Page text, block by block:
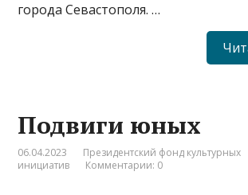
города Севастополя. …
Подвиги юных
06.04.2023
Президентский фонд культурных
инициатив
Комментарии: 0